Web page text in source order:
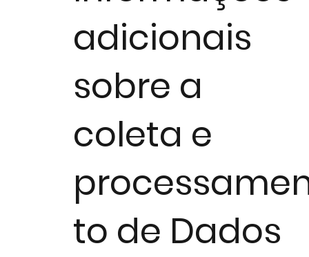
adicionais
sobre a
coleta e
to de Dados